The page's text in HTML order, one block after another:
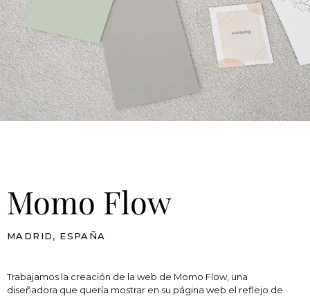
Momo Flow
MADRID, ESPAÑA
Trabajamos la creación de la web de Momo Flow, una
diseñadora que quería mostrar en su página web el reflejo de